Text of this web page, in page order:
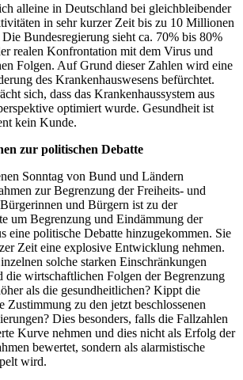
alleine in Deutschland bei gleichbleibender
in sehr kurzer Zeit bis zu 10 Millionen
Bundesregierung sieht ca. 70% bis 80%
realen Konfrontation mit dem Virus und
Folgen. Auf Grund dieser Zahlen wird eine
des Krankenhauswesens befürchtet.
sich, dass das Krankenhaussystem aus
optimiert wurde. Gesundheit ist
kein Kunde.
zur politischen Debatte
Sonntag von Bund und Ländern
zur Begrenzung der Freiheits- und
und Bürgern ist zu der
um Begrenzung und Eindämmung der
eine politische Debatte hinzugekommen. Sie
Zeit eine explosive Entwicklung nehmen.
solche starken Einschränkungen
die wirtschaftlichen Folgen der Begrenzung
als die gesundheitlichen? Kippt die
Zustimmung zu den jetzt beschlossenen
Dies besonders, falls die Fallzahlen
Kurve nehmen und dies nicht als Erfolg der
bewertet, sondern als alarmistische
wird.